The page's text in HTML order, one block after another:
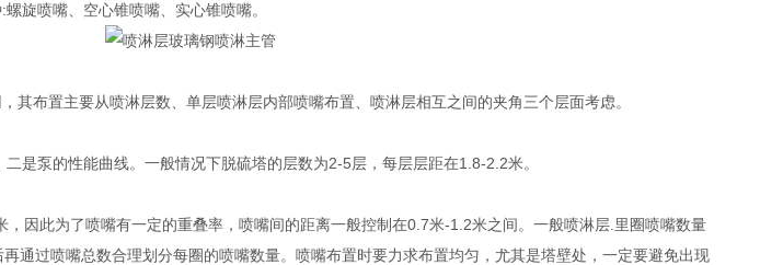
旋喷嘴、空心锥喷嘴、实心锥喷嘴。
其布置主要从喷淋层数、单层喷淋层内部喷嘴布置、喷淋层相互之间的夹角三个层面考虑。
是泵的性能曲线。一般情况下脱硫塔的层数为2-5层，每层层距在1.8-2.2米。
因此为了喷嘴有一定的重叠率，喷嘴间的距离一般控制在0.7米-1.2米之间。一般喷淋层.里圈喷嘴数量
通过喷嘴总数合理划分每圈的喷嘴数量。喷嘴布置时要力求布置均匀，尤其是塔壁处，一定要避免出现